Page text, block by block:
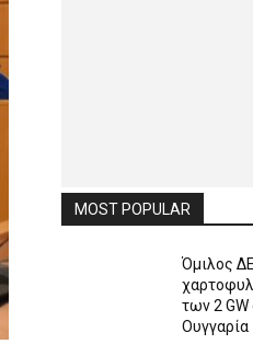
MOST POPULAR
Όμιλος
των 2 GW
Ουγγαρία